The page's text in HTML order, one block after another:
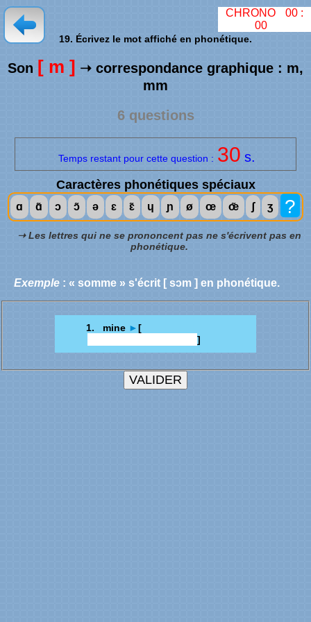
19. Écrivez le mot affiché en phonétique.
Son [ m ] ➝ correspondance graphique : m,
mm
6 questions
Temps restant pour cette question : 30 s.
CHRONO 00:
00
Caractères phonétiques spéciaux
ɑ ɑ̃ ɔ ɔ̃ ə ɛ ɛ̃ ɥ ɲ ø œ œ̃ ʃ ʒ ?
➝ Les lettres qui ne se prononcent pas ne s'écrivent pas en
phonétique.
Exemple : « somme » s'écrit [ sɔm ] en phonétique.
1. mine ►[
]